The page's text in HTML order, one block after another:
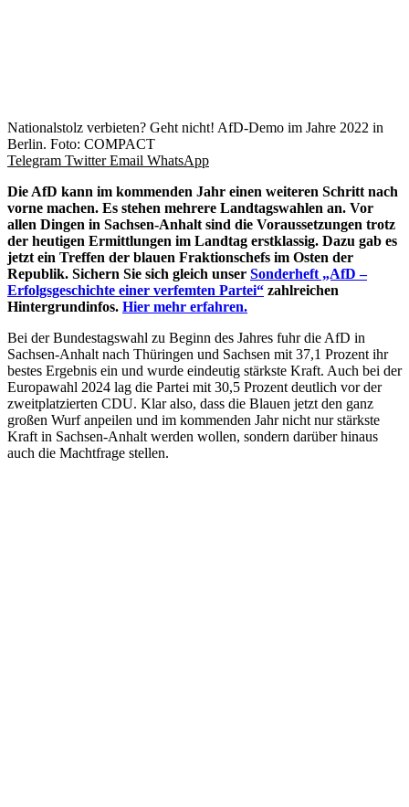
Nationalstolz verbieten? Geht nicht! AfD-Demo im Jahre 2022 in
Berlin. Foto: COMPACT
Telegram Twitter Email WhatsApp
Die AfD kann im kommenden Jahr einen weiteren Schritt nach
vorne machen. Es stehen mehrere Landtagswahlen an. Vor
allen Dingen in Sachsen-Anhalt sind die Voraussetzungen trotz
der heutigen Ermittlungen im Landtag erstklassig. Dazu gab es
jetzt ein Treffen der blauen Fraktionschefs im Osten der
Republik. Sichern Sie sich gleich unser Sonderheft „AfD –
Erfolgsgeschichte einer verfemten Partei“ zahlreichen
Hintergrundinfos. Hier mehr erfahren.
Bei der Bundestagswahl zu Beginn des Jahres fuhr die AfD in
Sachsen-Anhalt nach Thüringen und Sachsen mit 37,1 Prozent ihr
bestes Ergebnis ein und wurde eindeutig stärkste Kraft. Auch bei der
Europawahl 2024 lag die Partei mit 30,5 Prozent deutlich vor der
zweitplatzierten CDU. Klar also, dass die Blauen jetzt den ganz
großen Wurf anpeilen und im kommenden Jahr nicht nur stärkste
Kraft in Sachsen-Anhalt werden wollen, sondern darüber hinaus
auch die Machtfrage stellen.